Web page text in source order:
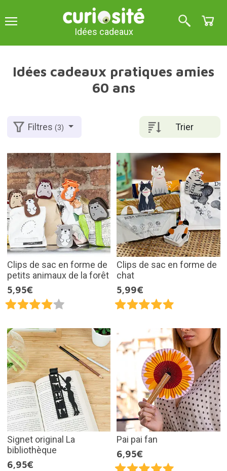
Idées cadeaux
Idées cadeaux pratiques amies
60 ans
Trier
Filtres(3)
Clips de sac en forme de
petits animaux de la forêt
5,95€
Clips de sac en forme de
chat
5,99€
Signet original La
bibliothèque
6,95€
Pai pai fan
6,95€